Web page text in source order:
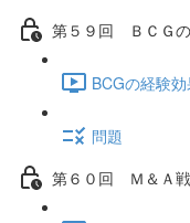
第５９回 ＢＣＧ
BCGの経験
問題
第６０回 Ｍ＆Ａ